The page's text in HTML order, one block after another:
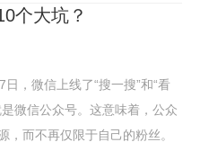
个大坑？
，微信上线了“搜一搜”和“看
微信公众号。这意味着，公众
，而不再仅限于自己的粉丝。